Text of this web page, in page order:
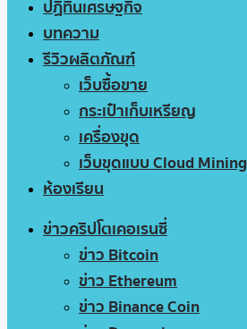
ปฏิทินเศรษฐกิจ
บทความ
รีวิวผลิตภัณฑ์
เว็บซื้อขาย
กระเป๋าเก็บเหรียญ
เครื่องขุด
เว็บขุดแบบ Cloud Mining
ห้องเรียน
ข่าวคริปโตเคอเรนซี่
ข่าว Bitcoin
ข่าว Ethereum
ข่าว Binance Coin